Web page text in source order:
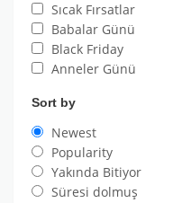
Sıcak Fırsatlar
Babalar Günü
Black Friday
Anneler Günü
Sort by
Newest
Popularity
Yakında Bitiyor
Süresi dolmuş